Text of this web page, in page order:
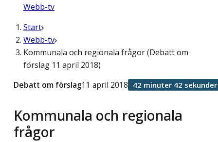
Webb-tv
Start
Webb-tv
Kommunala och regionala frågor (Debatt om
förslag 11 april 2018)
Kommunala och regionala
frågor
Debatt om förslag11 april 2018 42 minuter 42 sekunder